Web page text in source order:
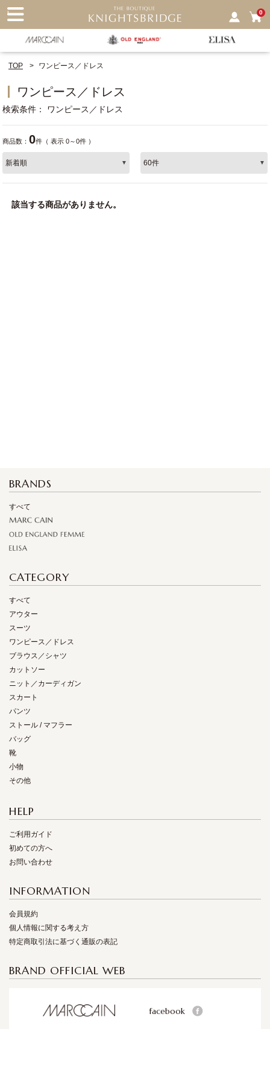
0
TOP ワンピース／ドレス
ワンピース／ドレス
検索条件 ワンピース／ドレス
商品数：0件（ 表示 0～0件 ）
該当する商品がありません。
BRANDS
すべて
CATEGORY
すべて
アウター
スーツ
ワンピース／ドレス
ブラウス／シャツ
カットソー
ニット／カーディガン
スカート
パンツ
ストール / マフラー
バッグ
靴
小物
その他
HELP
ご利用ガイド
初めての方へ
お問い合わせ
INFORMATION
会員規約
個人情報に関する考え方
特定商取引法に基づく通販の表記
BRAND OFFICIAL WEB
facebook